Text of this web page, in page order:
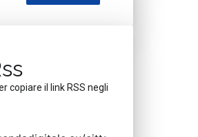
copiare il link RSS negli